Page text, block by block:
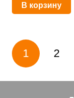
В корзину
Пагинация
записей
1 2